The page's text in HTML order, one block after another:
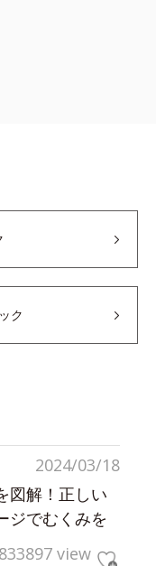
ク
2024/03/18
図解！正しい
ジでむくみを
view